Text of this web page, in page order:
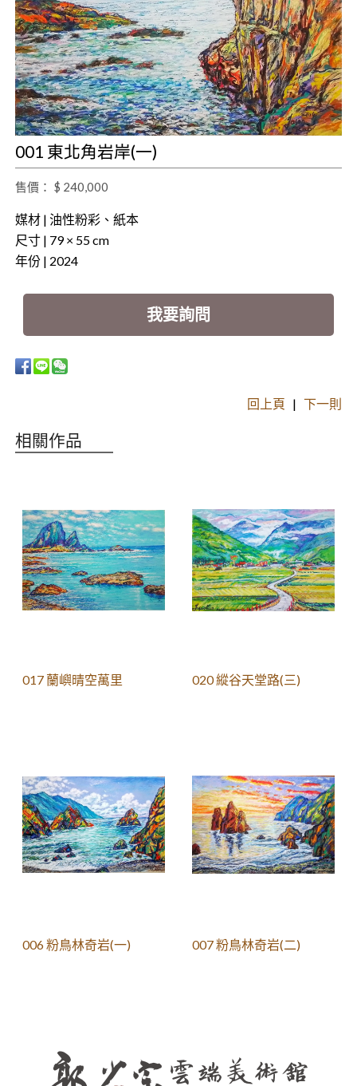
001 東北角岩岸(一)
售價： $ 240,000
媒材 | 油性粉彩、紙本
尺寸 | 79 × 55 cm
年份 | 2024
我要詢問
回上頁 |下一則
相關作品
017 蘭嶼晴空萬里 020 縱谷天堂路(三)
006 粉鳥林奇岩(一) 007 粉鳥林奇岩(二)